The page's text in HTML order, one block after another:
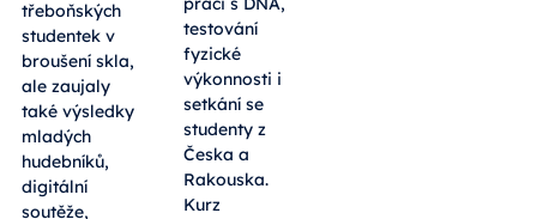
třeboňských
studentek v
broušení skla,
ale zaujaly
také výsledky
mladých
hudebníků,
digitální
soutěže,
testování
fyzické
výkonnosti i
setkání se
studenty z
Česka a
Rakouska.
Kurz